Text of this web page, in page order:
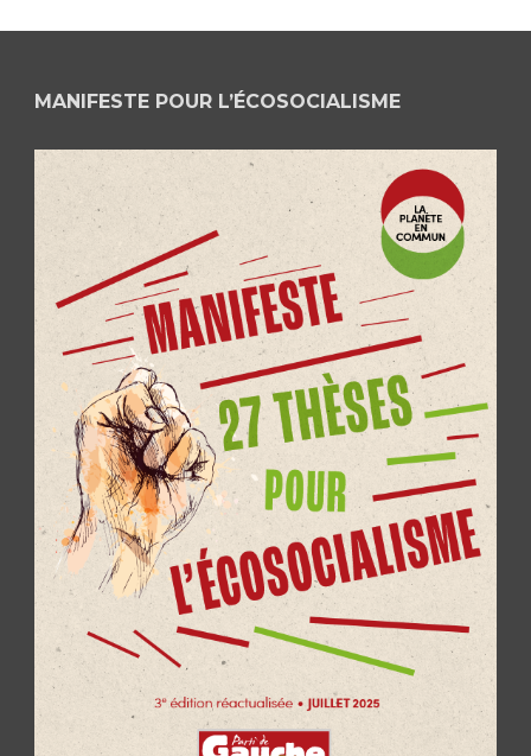
MANIFESTE POUR L’ÉCOSOCIALISME